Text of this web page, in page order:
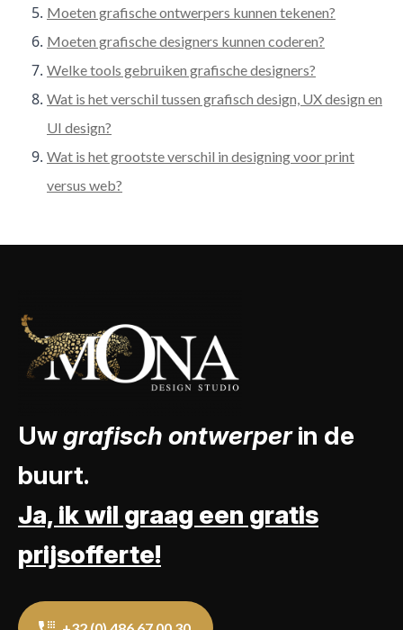
Moeten grafische ontwerpers kunnen tekenen?
Moeten grafische designers kunnen coderen?
Welke tools gebruiken grafische designers?
Wat is het verschil tussen grafisch design, UX design en
UI design?
Wat is het grootste verschil in designing voor print
versus web?
Uwgrafisch ontwerperin de
buurt.
Ja, ik wil graag een gratis
prijsofferte!